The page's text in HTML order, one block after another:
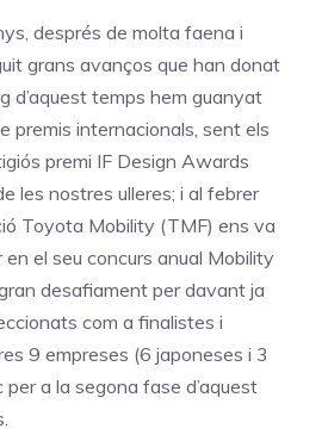
després de molta faena i
grans avanços que han donat
d’aquest temps hem guanyat
premis internacionals, sent els
premi IF Design Awards
les nostres ulleres; i al febrer
Toyota Mobility (TMF) ens va
el seu concurs anual Mobility
desafiament per davant ja
com a finalistes i
9 empreses (6 japoneses i 3
per a la segona fase d’aquest